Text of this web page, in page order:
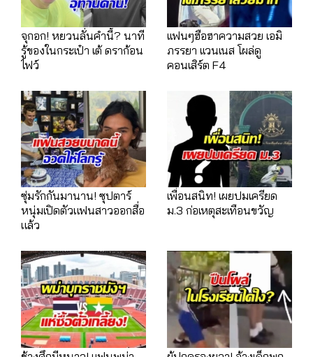
จุกอก! หยวนลั่นคำนี้? นาที
รู้ของในกระเป๋า เต้ ดราก้อน
ไฟว์
เเฟนๆฮือฮาความสวย เอมิ
ภรรยา เเวนเนส โผล่ดู
คอนเสิร์ต F4
ซุ่มรักกันมานาน! ซุปตาร์
หนุ่มเปิดตัวแฟนสาวออกสื่อ
แล้ว
เพื่อนสนิท! เผยปมเครียด
ม.3 ก่อเหตุสะเทือนขวัญ